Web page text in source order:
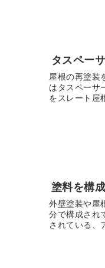
タスペー
屋根の再塗装
はタスペーサ
をスレート屋
塗料を構
外壁塗装や屋
分で構成され
されている、